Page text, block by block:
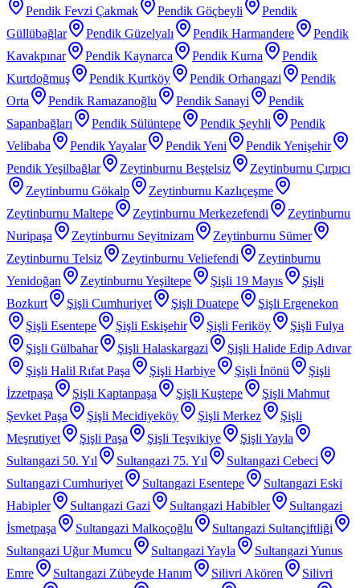
Pendik Fevzi Çakmak
Pendik Göçbeyli
Pendik
Güllübağlar
Pendik Güzelyalı Pendik Harmandere
Pendik
Kavakpınar
Pendik Kaynarca Pendik Kurna
Pendik
Kurtdoğmuş
Pendik Kurtköy Pendik Orhangazi
Pendik
Orta
Pendik Ramazanoğlu Pendik Sanayi
Pendik
Sapanbağları
Pendik Sülüntepe Pendik Şeyhli
Pendik
Velibaba
Pendik Yayalar Pendik Yeni
Pendik Yenişehir
Pendik Yeşilbağlar
Zeytinburnu Beştelsiz
Zeytinburnu Çırpıcı
Zeytinburnu Gökalp
Zeytinburnu Kazlıçeşme
Zeytinburnu Maltepe
Zeytinburnu Merkezefendi
Zeytinburnu
Nuripaşa
Zeytinburnu Seyitnizam
Zeytinburnu Sümer
Zeytinburnu Telsiz
Zeytinburnu Veliefendi
Zeytinburnu
Yenidoğan
Zeytinburnu Yeşiltepe Şişli 19 Mayıs
Şişli
Bozkurt
Şişli Cumhuriyet Şişli Duatepe
Şişli Ergenekon
Şişli Esentepe
Şişli Eskişehir Şişli Feriköy
Şişli Fulya
Şişli Gülbahar
Şişli Halaskargazi
Şişli Halide Edip Adıvar
Şişli Halil Rıfat Paşa
Şişli Harbiye Şişli İnönü
Şişli
İzzetpaşa
Şişli Kaptanpaşa Şişli Kuştepe
Şişli Mahmut
Şevket Paşa
Şişli Mecidiyeköy Şişli Merkez
Şişli
Meşrutiyet
Şişli Paşa Şişli Teşvikiye
Şişli Yayla
Sultangazi 50. Yıl
Sultangazi 75. Yıl
Sultangazi Cebeci
Sultangazi Cumhuriyet
Sultangazi Esentepe
Sultangazi Eski
Habipler
Sultangazi Gazi Sultangazi Habibler
Sultangazi
İsmetpaşa
Sultangazi Malkoçoğlu
Sultangazi Sultançiftliği
Sultangazi Uğur Mumcu
Sultangazi Yayla
Sultangazi Yunus
Emre
Sultangazi Zübeyde Hanım Silivri Akören
Silivri